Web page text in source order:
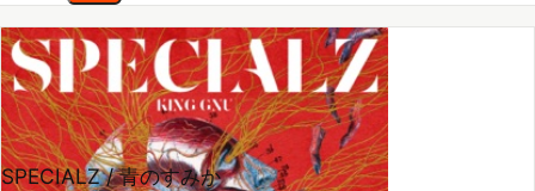
SPECIALZ / 青のすみか
呪術廻戦 Various